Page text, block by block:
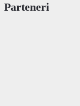
Parteneri